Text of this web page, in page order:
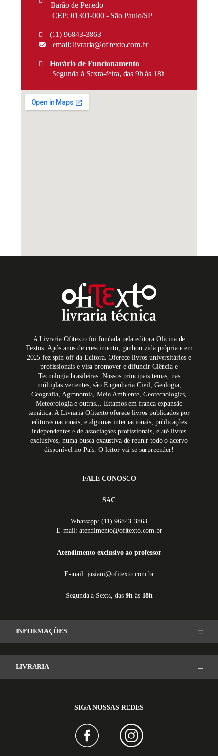
Barão de Penedo
CEP: 01301-000 - São Paulo/SP
(11) 96843-3863
email: livraria@ofitexto.com.br
Horário de Funcionamento
Segunda à Sexta-feira, das 9h às 18h
A Livraria Ofitexto foi fundada pela editora Oficina de
Textos. Após anos de crescimento, ganhou vida própria e em
2025 fez spin off da Editora. Oferece livros universitários e
profissionais e visa promover e difundir Ciência e
Tecnologia brasileiras. Nossos principais temas, nas
múltiplas vertentes, são Engenharia Civil, Geologia,
Geografia, Agronomia, Meio Ambiente, Geotecnologias,
Meteorologia e outras... Estamos em franca expansão
temática. A Livraria Ofitexto oferece livros publicados por
editoras nacionais, e algumas internacionais, publicações
independentes e de associações profissionais, e até livros
exclusivos, numa busca exaustiva de reunir todo o acervo
disponível no País. O leitor vai se surpreender!
FALE CONOSCO
SAC
Whatsapp: (11) 96843-3863
E-mail: atendimento@ofitexto.com.br
Atendimento exclusivo ao professor
E-mail: josiani@ofitexto.com.br
Segunda a Sexta, das 9hàs 18h
INFORMAÇÕES
LIVRARIA
SIGA NOSSAS REDES